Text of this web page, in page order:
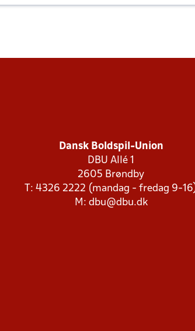
Dansk Boldspil-Union
DBU Allé 1
2605 Brøndby
T: 4326 2222 (mandag - fredag 9-
M: dbu@dbu.dk